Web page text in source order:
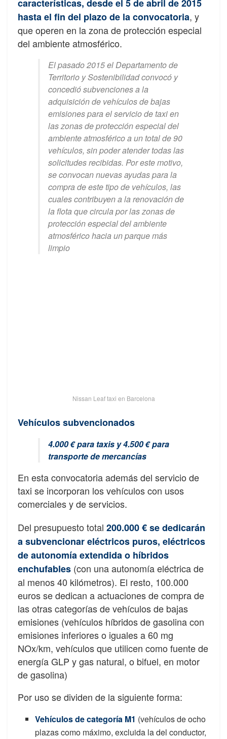
características, desde el 5 de abril de 2015
hasta el fin del plazo de la convocatoria, y
que operen en la zona de protección especial
del ambiente atmosférico.
El pasado 2015 el Departamento de
Territorio y Sostenibilidad convocó y
concedió subvenciones a la
adquisición de vehículos de bajas
emisiones para el servicio de taxi en
las zonas de protección especial del
ambiente atmosférico a un total de 90
vehículos, sin poder atender todas las
solicitudes recibidas. Por este motivo,
se convocan nuevas ayudas para la
compra de este tipo de vehículos, las
cuales contribuyen a la renovación de
la flota que circula por las zonas de
protección especial del ambiente
atmosférico hacia un parque más
limpio
Nissan Leaf taxi en Barcelona
Vehículos subvencionados
4.000 € para taxis y 4.500 € para
transporte de mercancías
En esta convocatoria además del servicio de
taxi se incorporan los vehículos con usos
comerciales y de servicios.
Del presupuesto total 200.000 € se dedicarán
a subvencionar eléctricos puros, eléctricos
de autonomía extendida o híbridos
enchufables (con una autonomía eléctrica de
al menos 40 kilómetros). El resto, 100.000
euros se dedican a actuaciones de compra de
las otras categorías de vehículos de bajas
emisiones (vehículos híbridos de gasolina con
emisiones inferiores o iguales a 60 mg
NOx/km, vehículos que utilicen como fuente de
energía GLP y gas natural, o bifuel, en motor
de gasolina)
Por uso se dividen de la siguiente forma:
Vehículos de categoría M1 (vehículos de ocho
plazas como máximo, excluida la del conductor,